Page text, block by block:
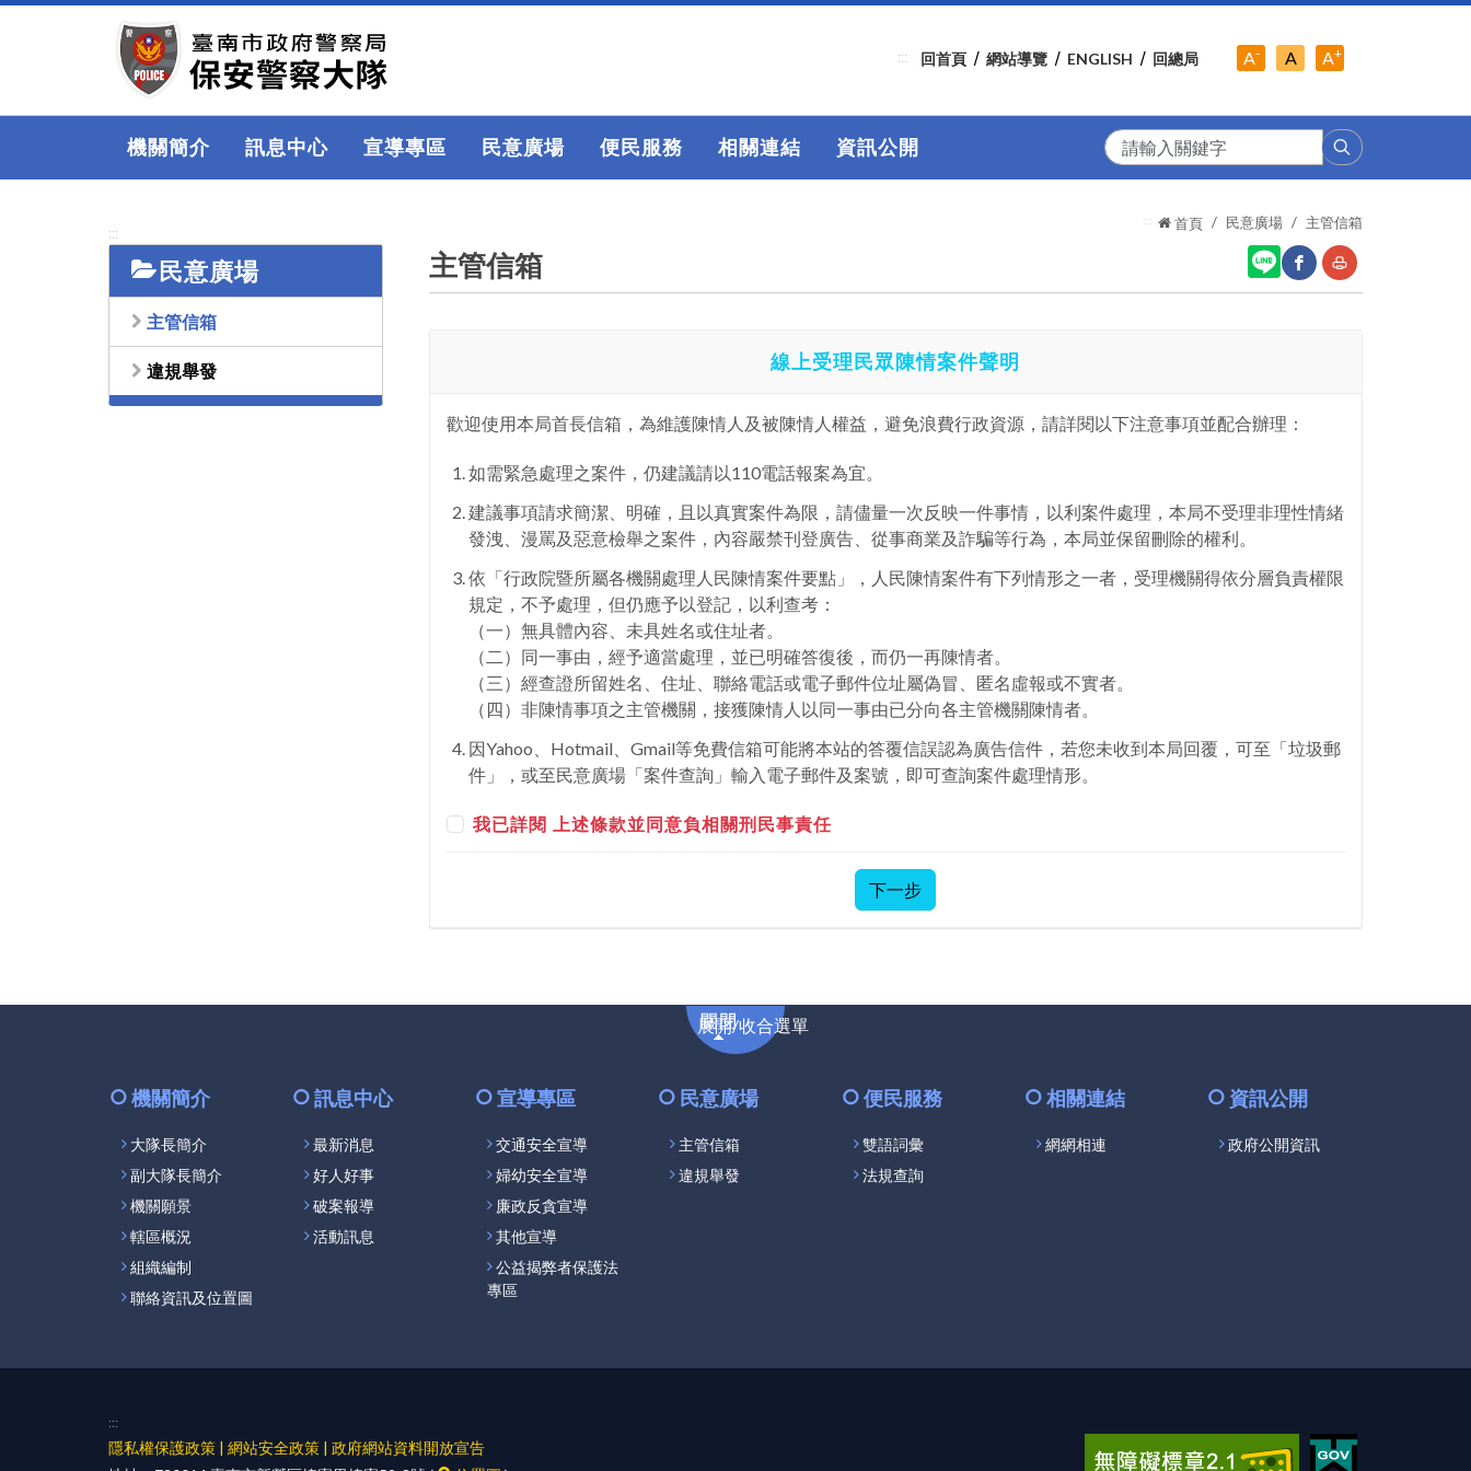
跳
內
::: 回首頁 網站導覽 ENGLISH 回總局 A-
級
A中
A+
級
機關簡介 訊息中心 宣導專區 民意廣場 便民服務 相關連結 資訊公開
搜
尋
:::
民意廣場
主管信箱
違規舉發
::: 首頁 民意廣場 主管信箱
主管信箱
線上受理民眾陳情案件聲明
歡迎使用本局首長信箱，為維護陳情人及被陳情人權益，避免浪費行政資源，請詳閱以下注意事項並配合辦理：
如需緊急處理之案件，仍建議請以110電話報案為宜。
建議事項請求簡潔、明確，且以真實案件為限，請儘量一次反映一件事情，以利案件處理，本局不受理非理性情緒
發洩、漫罵及惡意檢舉之案件，內容嚴禁刊登廣告、從事商業及詐騙等行為，本局並保留刪除的權利。
依「行政院暨所屬各機關處理人民陳情案件要點」，人民陳情案件有下列情形之一者，受理機關得依分層負責權限
規定，不予處理，但仍應予以登記，以利查考：
（一）無具體內容、未具姓名或住址者。
（二）同一事由，經予適當處理，並已明確答復後，而仍一再陳情者。
（三）經查證所留姓名、住址、聯絡電話或電子郵件位址屬偽冒、匿名虛報或不實者。
（四）非陳情事項之主管機關，接獲陳情人以同一事由已分向各主管機關陳情者。
因Yahoo、Hotmail、Gmail等免費信箱可能將本站的答覆信誤認為廣告信件，若您未收到本局回覆，可至「垃圾郵
件」，或至民意廣場「案件查詢」輸入電子郵件及案號，即可查詢案件處理情形。
我已詳閱 上述條款並同意負相關刑民事責任
下一步
展開/收合選單
機關簡介
大隊長簡介
副大隊長簡介
機關願景
轄區概況
組織編制
聯絡資訊及位置圖
訊息中心
最新消息
好人好事
破案報導
活動訊息
宣導專區
交通安全宣導
婦幼安全宣導
廉政反貪宣導
其他宣導
公益揭弊者保護法
專區
民意廣場
主管信箱
違規舉發
便民服務
雙語詞彙
法規查詢
相關連結
網網相連
資訊公開
政府公開資訊
:::
隱私權保護政策 | 網站安全政策 | 政府網站資料開放宣告